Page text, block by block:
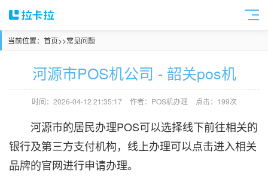
当前位置： 首页>>常见问题
河源市POS机公司 - 韶关pos机
时间：2026-04-12 21:35:17 作者：POS机办理 点击：199次
河源市的居民办理POS可以选择线下前往相关的
银行及第三方支付机构，线上办理可以点击进入相关
品牌的官网进行申请办理。